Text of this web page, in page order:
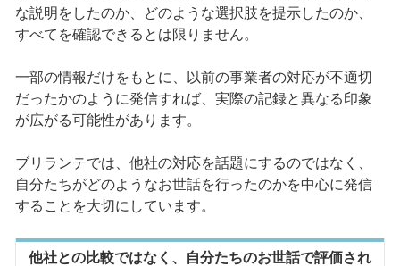
な説明をしたのか、どのような選択肢を提示したのか、
すべてを確認できるとは限りません。
一部の情報だけをもとに、以前の事業者の対応が不適切
だったかのように発信すれば、実際の記録と異なる印象
が広がる可能性があります。
ブリランテでは、他社の対応を話題にするのではなく、
自分たちがどのようなお世話を行ったのかを中心に発信
することを大切にしています。
他社との比較ではなく、自分たちのお世話で評価され